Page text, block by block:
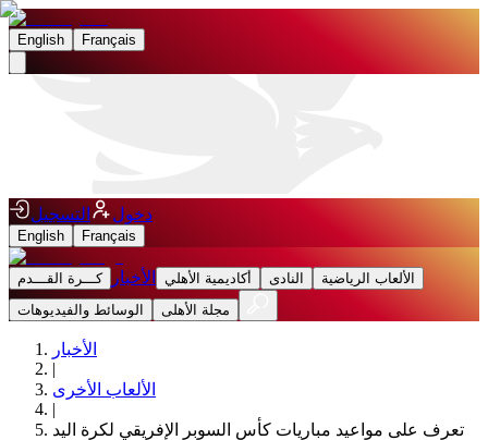
English Français
دخول التسجيل
English Français
كـــرة القـــدم الأخبار أكاديمية الأهلي النادى
الألعاب الرياضية
الوسائط والفيديوهات
مجلة الأهلى
الأخبار
|
الألعاب الأخرى
|
تعرف على مواعيد مباريات كأس السوبر الإفريقي لكرة اليد